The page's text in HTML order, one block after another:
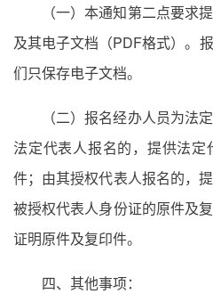
（一）本通知第二点要求
及其电子文档（PDF格式）。
们只保存电子文档。
（二）报名经办人员为法
法定代表人报名的，提供法
件；由其授权代表人报名的，
被授权代表人身份证的原件及
证明原件及复印件。
四、其他事项：